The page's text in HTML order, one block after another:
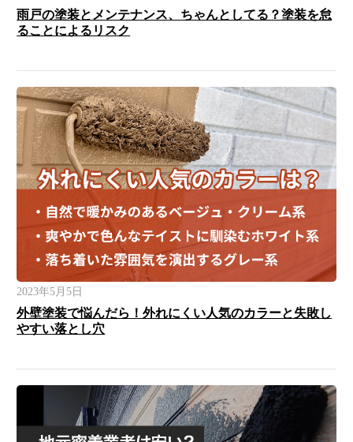
雨戸の塗装とメンテナンス、ちゃんとしてる？塗装を怠
ることによるリスク
2023年5月5日
外壁塗装で悩んだら！外れにくい人気のカラーと失敗し
やすい落とし穴